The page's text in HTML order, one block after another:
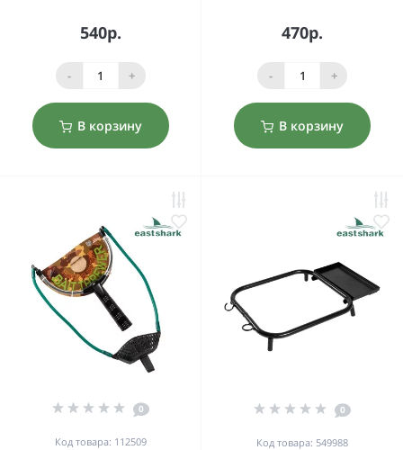
540р.
- +
В корзину
470р.
- +
В корзину
0
Код товара: 112509
0
Код товара: 549988